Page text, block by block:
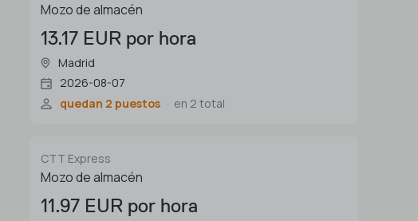
Mozo de almacén
13.17 EUR por hora
Madrid
2026-08-07
quedan 2 puestos
en 2 total
CTT Express
Mozo de almacén
11.97 EUR por hora